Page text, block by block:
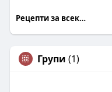
Рецепти за всеки Mandja.bg
Групи (1)